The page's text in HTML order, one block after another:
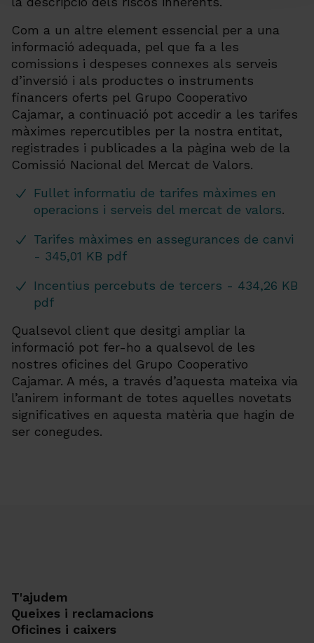
Com a un altre element essencial per a una
informació adequada, pel que fa a les
comissions i despeses connexes als serveis
d’inversió i als productes o instruments
financers oferts pel Grupo Cooperativo
Cajamar, a continuació pot accedir a les tarifes
màximes repercutibles per la nostra entitat,
registrades i publicades a la pàgina web de la
Comissió Nacional del Mercat de Valors.
Fullet informatiu de tarifes màximes en
operacions i serveis del mercat de valors.
Tarifes màximes en assegurances de canvi
- 345,01 KB pdf
Incentius percebuts de tercers - 434,26 KB
pdf
Qualsevol client que desitgi ampliar la
informació pot fer-ho a qualsevol de les
nostres oficines del Grupo Cooperativo
Cajamar. A més, a través d’aquesta mateixa via
l’anirem informant de totes aquelles novetats
significatives en aquesta matèria que hagin de
ser conegudes.
T'ajudem
Queixes i reclamacions
Oficines i caixers